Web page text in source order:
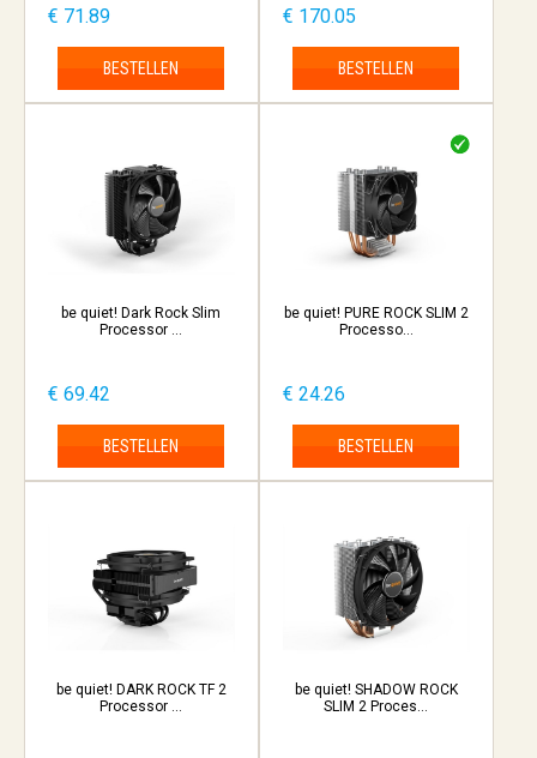
€ 71.89
BESTELLEN
€ 170.05
BESTELLEN
be quiet! Dark Rock Slim
Processor ...
€ 69.42
BESTELLEN
be quiet! PURE ROCK SLIM 2
Processo...
€ 24.26
BESTELLEN
be quiet! DARK ROCK TF 2
Processor ...
be quiet! SHADOW ROCK
SLIM 2 Proces...